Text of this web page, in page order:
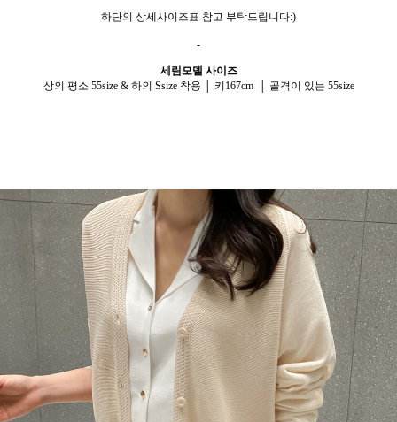
하단의 상세사이즈표 참고 부탁드립니다:)
-
세림모델 사이즈
상의 평소 55size & 하의 Ssize 착용 │ 키167cm │ 골격이 있는 55size